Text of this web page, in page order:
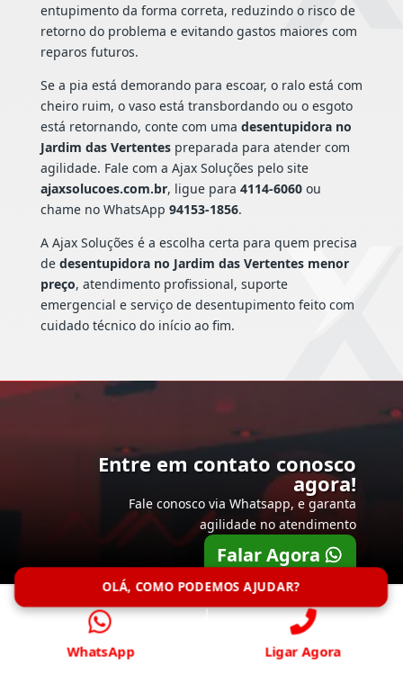
entupimento da forma correta, reduzindo o risco de
retorno do problema e evitando gastos maiores com
reparos futuros.
Se a pia está demorando para escoar, o ralo está com
cheiro ruim, o vaso está transbordando ou o esgoto
está retornando, conte com uma desentupidora no
Jardim das Vertentespreparada para atender com
agilidade. Fale com a Ajax Soluções pelo site
ajaxsolucoes.com.br, ligue para 4114-6060ou
chame no WhatsApp 94153-1856.
A Ajax Soluções é a escolha certa para quem precisa
de desentupidora no Jardim das Vertentes menor
preço, atendimento profissional, suporte
emergencial e serviço de desentupimento feito com
cuidado técnico do início ao fim.
Entre em contato conosco
agora!
Fale conosco via Whatsapp, e garanta
agilidade no atendimento
Falar Agora
OLÁ, COMO PODEMOS AJUDAR?
WhatsApp Ligar Agora